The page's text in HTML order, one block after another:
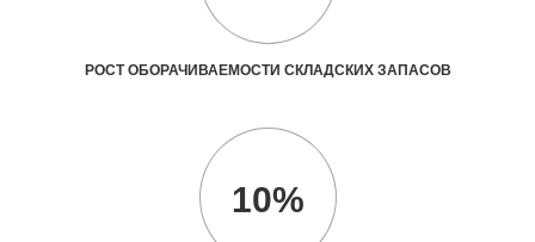
РОСТ ОБОРАЧИВАЕМОСТИ СКЛАДСКИХ ЗАПАСОВ
10%